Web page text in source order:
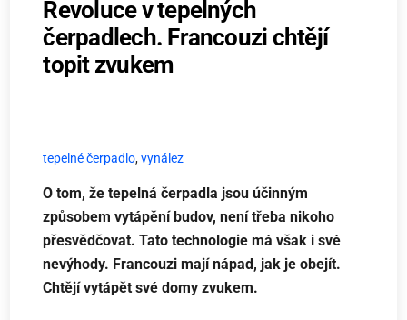
Revoluce v tepelných
čerpadlech. Francouzi chtějí
topit zvukem
tepelné čerpadlo,vynález
O tom, že tepelná čerpadla jsou účinným
způsobem vytápění budov, není třeba nikoho
přesvědčovat. Tato technologie má však i své
nevýhody. Francouzi mají nápad, jak je obejít.
Chtějí vytápět své domy zvukem.